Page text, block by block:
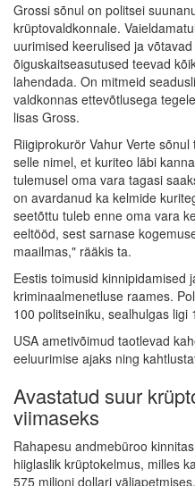
Grossi sõnul on politsei
krüptovaldkonnale.
uurimised keerulised ja
õiguskaitseasutused teevad
lahendada. On mitmeid
valdkonnas ettevõtlusega
lisas Gross.
Riigiprokurör Vahur Verte
selle nimel, et kuriteo läbi
tulemusel oma vara tagasi
on avardanud ka kelmide
seetõttu tuleb enne oma vara
eeltööd, sest sarnase
maailmas," rääkis ta.
Eestis toimusid kinnipidamised
kriminaalmenetluse raames.
100 politseiniku, sealhulgas ligi
USA ametivõimud taotlevad
eeluurimise ajaks ning
Avastatud suur
viimaseks
Rahapesu andmebüroo
hiiglaslik krüptokelmus, milles
575 miljoni dollari